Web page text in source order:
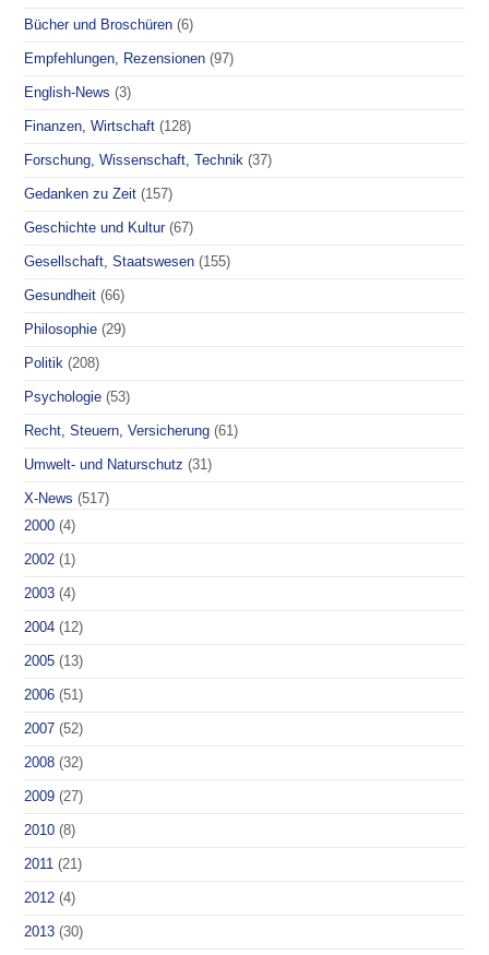
Bücher und Broschüren (6)
Empfehlungen, Rezensionen (97)
English-News (3)
Finanzen, Wirtschaft (128)
Forschung, Wissenschaft, Technik (37)
Gedanken zu Zeit (157)
Geschichte und Kultur (67)
Gesellschaft, Staatswesen (155)
Gesundheit (66)
Philosophie (29)
Politik (208)
Psychologie (53)
Recht, Steuern, Versicherung (61)
Umwelt- und Naturschutz (31)
X-News (517)
2000 (4)
2002 (1)
2003 (4)
2004 (12)
2005 (13)
2006 (51)
2007 (52)
2008 (32)
2009 (27)
2010 (8)
2011 (21)
2012 (4)
2013 (30)